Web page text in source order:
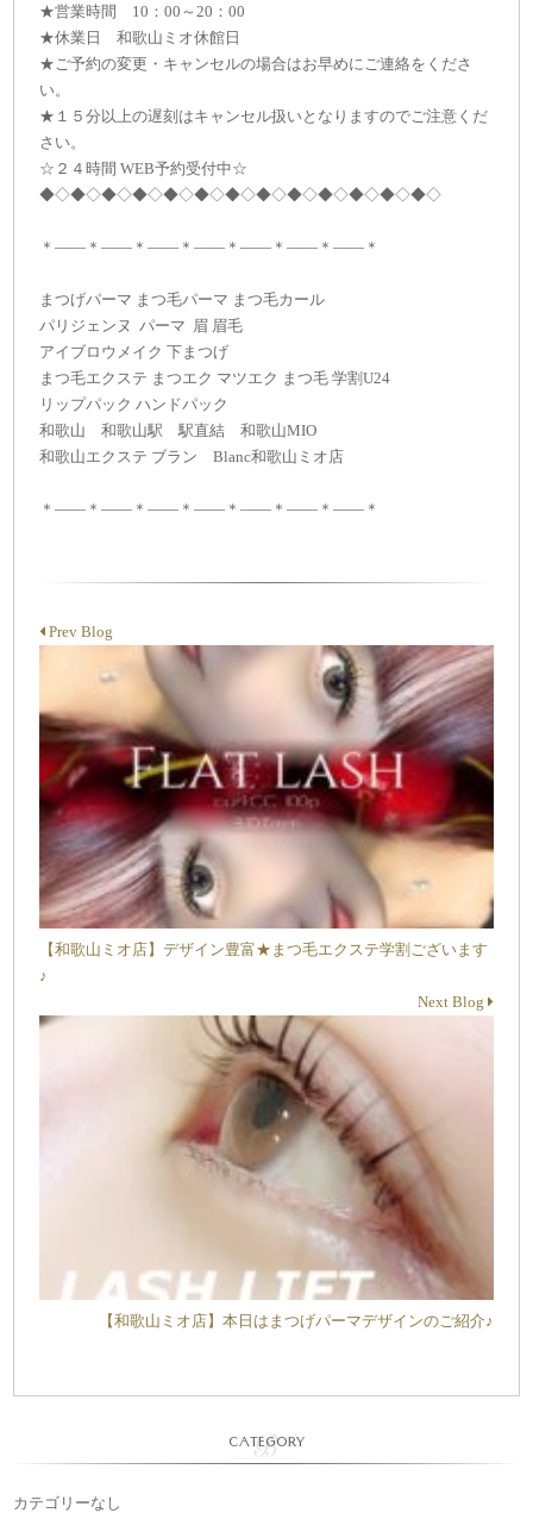
★営業時間 10：00～20：00
★休業日 和歌山ミオ休館日
★ご予約の変更・キャンセルの場合はお早めにご連絡をくださ
い。
★１５分以上の遅刻はキャンセル扱いとなりますのでご注意くだ
さい。
☆２４時間 WEB予約受付中☆
◆◇◆◇◆◇◆◇◆◇◆◇◆◇◆◇◆◇◆◇◆◇◆◇◆◇
＊——＊——＊——＊——＊——＊——＊——＊
まつげパーマ まつ毛パーマ まつ毛カール
パリジェンヌ パーマ 眉 眉毛
アイブロウメイク 下まつげ
まつ毛エクステ まつエク マツエク まつ毛 学割U24
リップパック ハンドパック
和歌山 和歌山駅 駅直結 和歌山MIO
和歌山エクステ ブラン Blanc和歌山ミオ店
＊——＊——＊——＊——＊——＊——＊——＊
Prev Blog
【和歌山ミオ店】デザイン豊富★まつ毛エクステ学割ございます
♪
Next Blog
【和歌山ミオ店】本日はまつげパーマデザインのご紹介♪
CATEGORY
カテゴリーなし